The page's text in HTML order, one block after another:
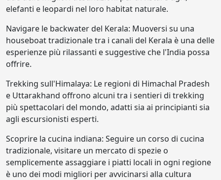
elefanti e leopardi nel loro habitat naturale.
Navigare le backwater del Kerala: Muoversi su una
houseboat tradizionale tra i canali del Kerala è una delle
esperienze più rilassanti e suggestive che l'India possa
offrire.
Trekking sull'Himalaya: Le regioni di Himachal Pradesh
e Uttarakhand offrono alcuni tra i sentieri di trekking
più spettacolari del mondo, adatti sia ai principianti sia
agli escursionisti esperti.
Scoprire la cucina indiana: Seguire un corso di cucina
tradizionale, visitare un mercato di spezie o
semplicemente assaggiare i piatti locali in ogni regione
è uno dei modi migliori per avvicinarsi alla cultura